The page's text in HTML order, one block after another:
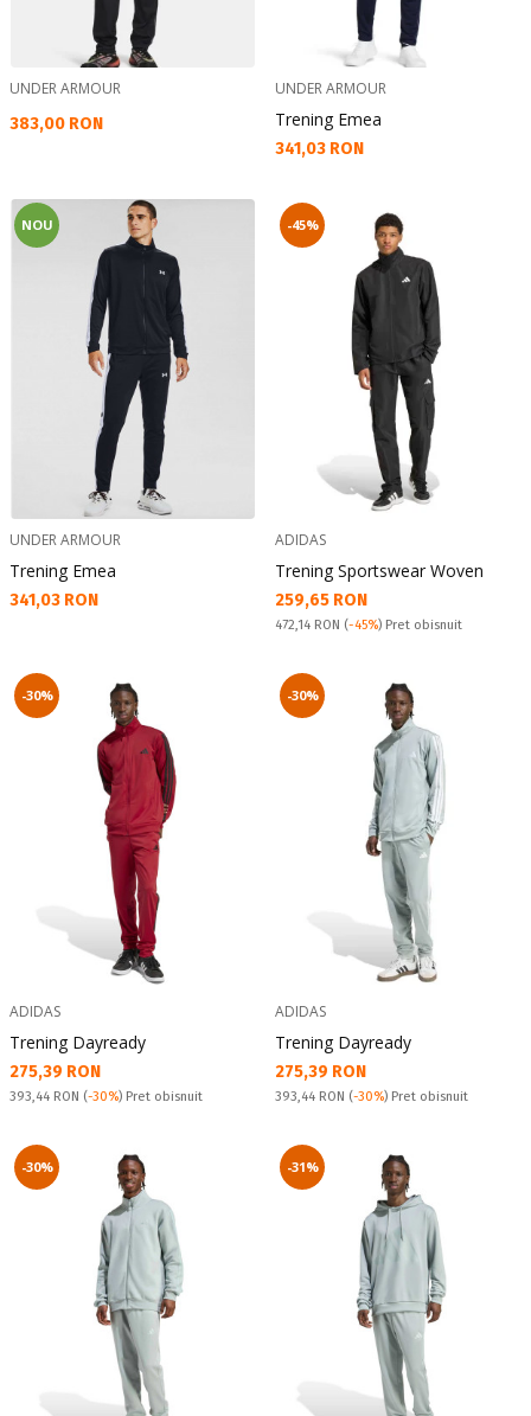
UNDER ARMOUR
Текуща цена:
383,00 RON
UNDER ARMOUR
Trening Emea
Текуща цена:
341,03 RON
NOU
UNDER ARMOUR
Trening Emea
Текуща цена:
341,03 RON
-45%
ADIDAS
Trening Sportswear Woven
Текуща цена:
259,65 RON
Pret obisnuit:
472,14 RON (-45%) Pret obisnuit
-30%
ADIDAS
Trening Dayready
Текуща цена:
275,39 RON
Pret obisnuit:
393,44 RON (-30%) Pret obisnuit
-30%
ADIDAS
Trening Dayready
Текуща цена:
275,39 RON
Pret obisnuit:
393,44 RON (-30%) Pret obisnuit
-30% -31%